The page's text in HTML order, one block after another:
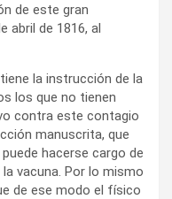
de este gran
abril de 1816, al
la instrucción de la
los que no tienen
contra este contagio
manuscrita, que
hacerse cargo de
vacuna. Por lo mismo
de ese modo el físico